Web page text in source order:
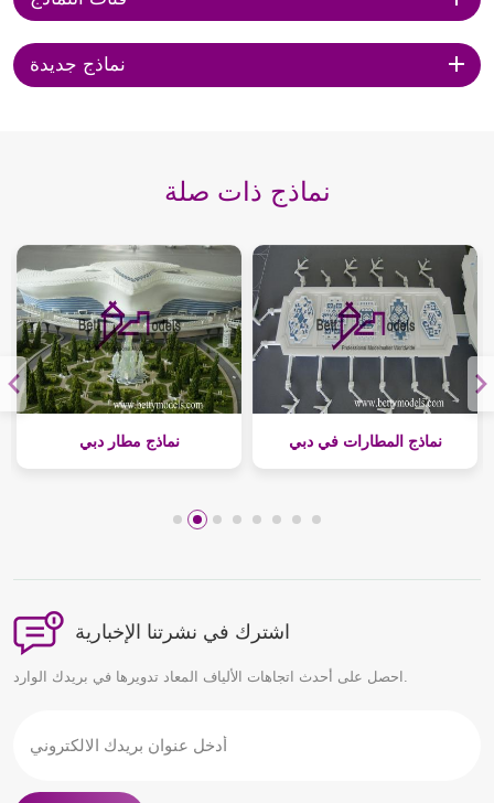
نماذج جديدة
نماذج ذات صلة
نماذج المطارات في دبي إيطاليا
اشترك في نشرتنا الإخبارية